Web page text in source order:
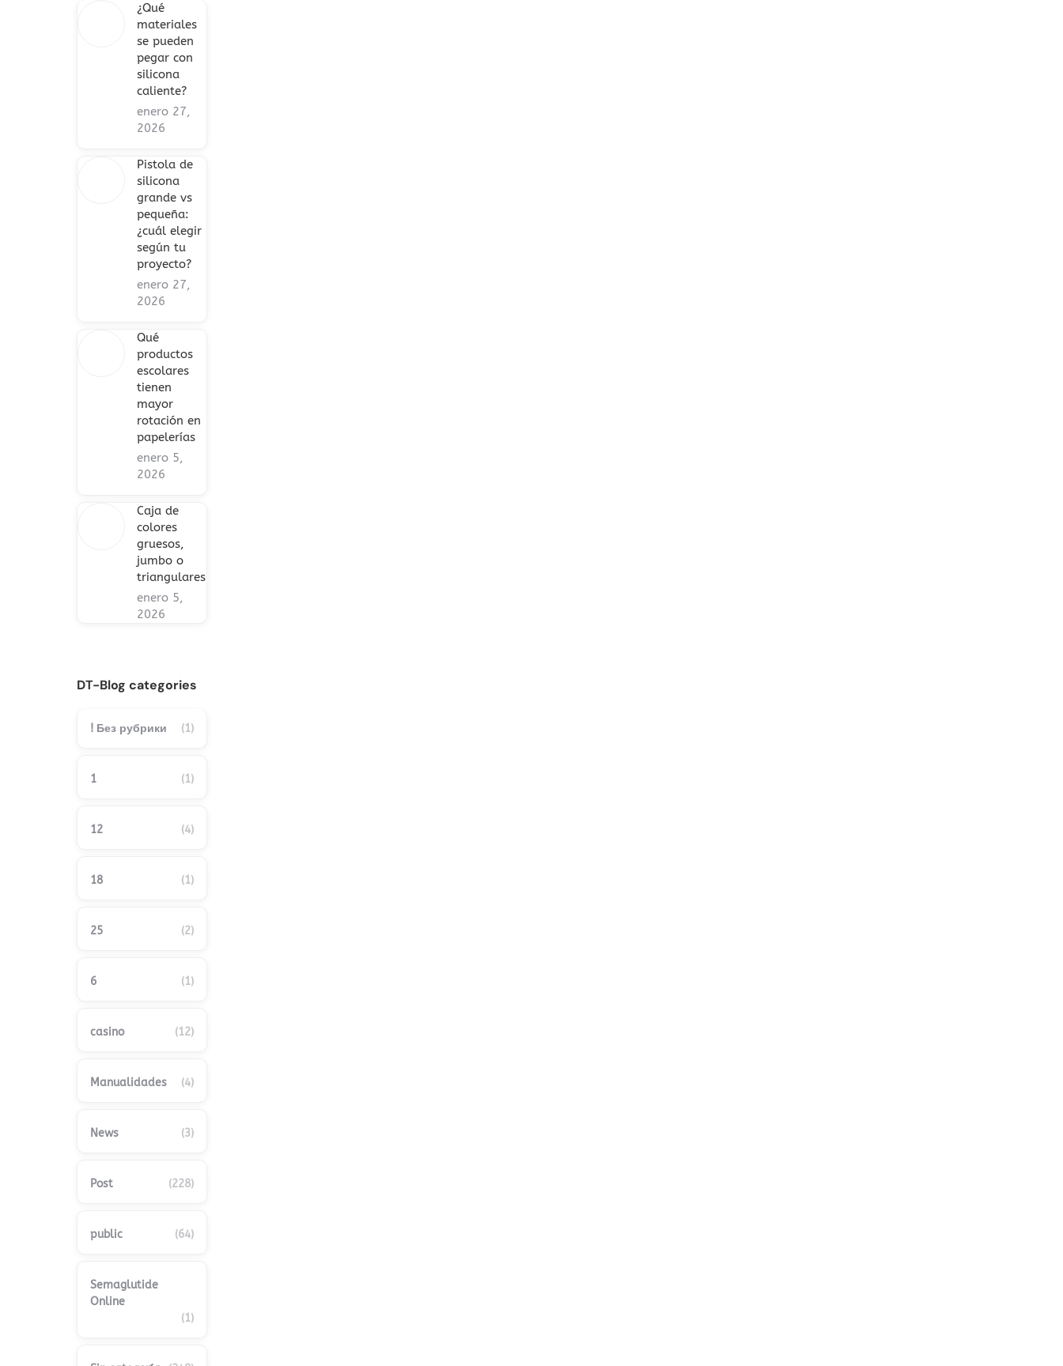
¿Qué
materiales
se pueden
pegar con
silicona
caliente?
enero 27,
2026
Pistola de
silicona
grande vs
pequeña:
¿cuál elegir
según tu
proyecto?
enero 27,
2026
Qué
productos
escolares
tienen
mayor
rotación en
papelerías
enero 5,
2026
Caja de
colores
gruesos,
jumbo o
triangulares
enero 5,
2026
DT-Blog categories
! Без рубрики (1)
1 (1)
12 (4)
18 (1)
25 (2)
6 (1)
casino (12)
Manualidades (4)
News (3)
Post (228)
public (64)
Semaglutide
Online
(1)